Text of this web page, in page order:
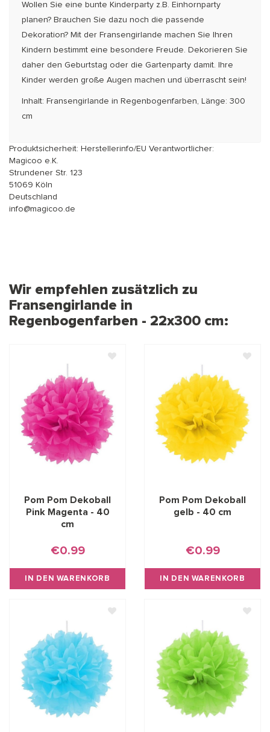
Wollen Sie eine bunte Kinderparty z.B. Einhornparty
planen? Brauchen Sie dazu noch die passende
Dekoration? Mit der Fransengirlande machen Sie Ihren
Kindern bestimmt eine besondere Freude. Dekorieren Sie
daher den Geburtstag oder die Gartenparty damit. Ihre
Kinder werden große Augen machen und überrascht sein!
Inhalt: Fransengirlande in Regenbogenfarben, Länge: 300
cm
Produktsicherheit: Herstellerinfo/EU Verantwortlicher:
Magicoo e.K.
Strundener Str. 123
51069 Köln
Deutschland
info@magicoo.de
Wir empfehlen zusätzlich zu
Fransengirlande in
Regenbogenfarben - 22x300 cm:
Pom Pom Dekoball
Pink Magenta - 40
cm
€0.99
IN DEN WARENKORB
Pom Pom Dekoball
gelb - 40 cm
€0.99
IN DEN WARENKORB